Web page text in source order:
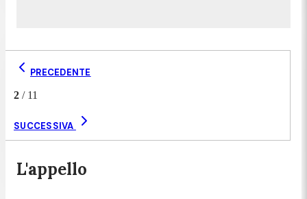
PRECEDENTE
2 / 11
SUCCESSIVA
L'appello